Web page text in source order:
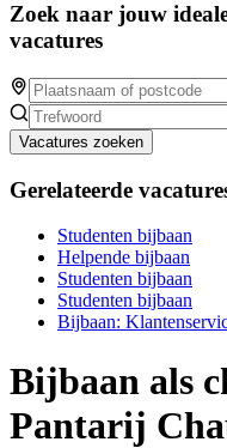
Zoek naar jouw
vacatures
Vacatures zoeken
Gerelateerde
Studenten bijbaan
Helpende bijbaan
Studenten bijbaan
Studenten bijbaan
Bijbaan:
Bijbaan als
Pantarij